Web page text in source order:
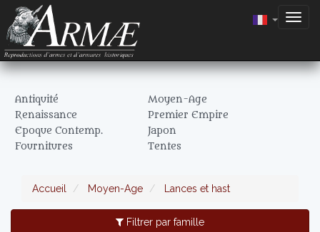
Antiquité
Moyen-Age
Renaissance
Premier Empire
Epoque Contemp.
Japon
Fournitures
Tentes
Accueil Moyen-Age Lances et hast
Filtrer par famille